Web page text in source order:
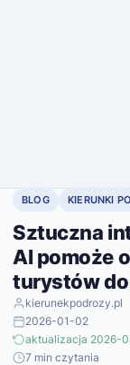
BLOG KIERUNKI
Sztuczna
AI pomoże
turystów
kierunekpodrozy.pl
2026-01-02
aktualizacja 2026-
7 min czytania